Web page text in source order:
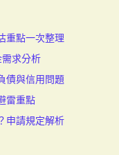
重點一次整理
求分析
債與信用問題
雷重點
申請規定解析